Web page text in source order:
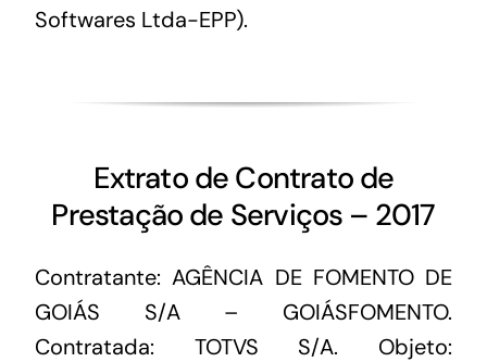
Softwares Ltda-EPP).
Extrato de Contrato de
Prestação de Serviços – 2017
Contratante: AGÊNCIA DE FOMENTO DE
GOIÁS S/A – GOIÁSFOMENTO.
Contratada: TOTVS S/A. Objeto: